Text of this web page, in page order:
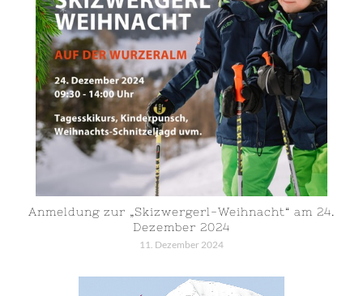
Anmeldung zur „Skizwergerl-Weihnacht“ am 24.
Dezember 2024
11. Dezember 2024